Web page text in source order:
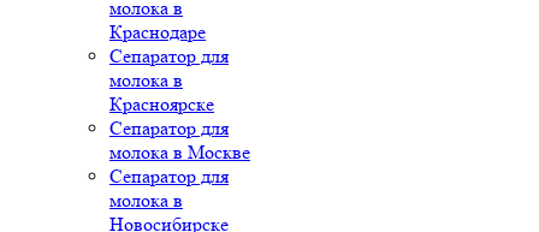
молока в
Краснодаре
Сепаратор для
молока в
Красноярске
Сепаратор для
молока в Москве
Сепаратор для
молока в
Новосибирске